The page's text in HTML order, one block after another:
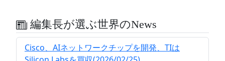
編集長が選ぶ世界のNews
Cisco、AIネットワークチップを開発、TIは